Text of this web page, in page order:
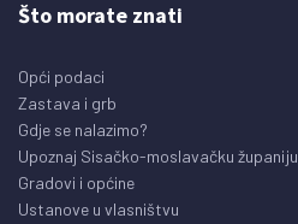
Što morate znati
Opći podaci
Zastava i grb
Gdje se nalazimo?
Upoznaj Sisačko-moslavačku županiju
Gradovi i općine
Ustanove u vlasništvu